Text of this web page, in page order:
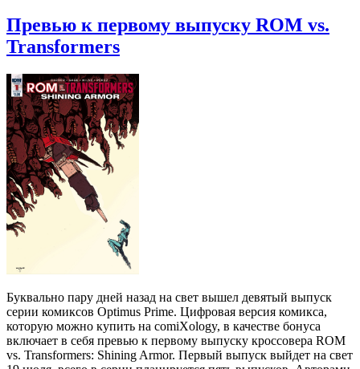
Превью к первому выпуску ROM vs.
Transformers
Буквально пару дней назад на свет вышел девятый выпуск
серии комиксов Optimus Prime. Цифровая версия комикса,
которую можно купить на comiXology, в качестве бонуса
включает в себя превью к первому выпуску кроссовера ROM
vs. Transformers: Shining Armor. Первый выпуск выйдет на свет